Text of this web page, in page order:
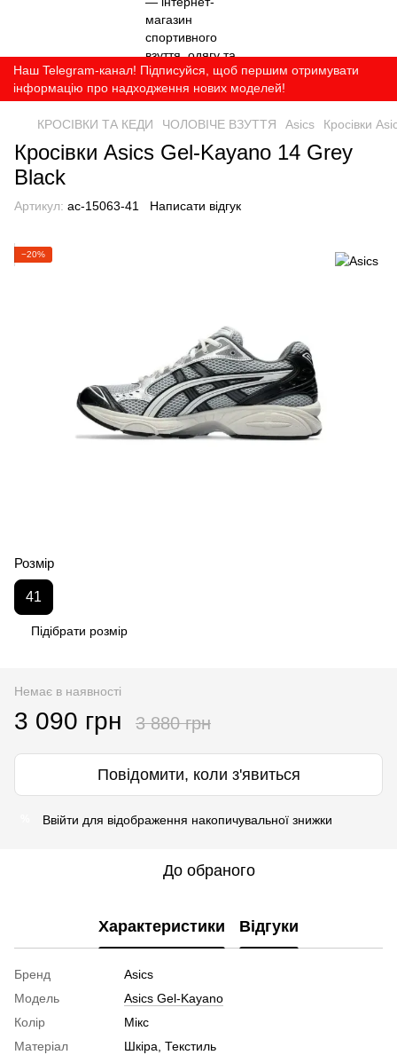
Наш Telegram-канал! Підписуйся, щоб першим отримувати
інформацію про надходження нових моделей!
КРОСІВКИ ТА КЕДИ ЧОЛОВІЧЕ ВЗУТТЯ Asics Кросівки
Кросівки Asics Gel-Kayano 14 Grey
Black
Артикул: ac-15063-41 Написати відгук
−20%
Розмір
41
Підібрати розмір
Немає в наявності
3 090 грн 3 880 грн
Повідомити, коли з'явиться
Ввійти для відображення накопичувальної знижки
До обраного
Характеристики Відгуки
Бренд
Asics
Модель
Asics Gel-Kayano
Колір
Мікс
Матеріал
Шкіра, Текстиль